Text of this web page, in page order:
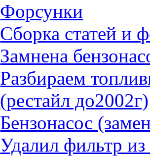
Форсунки
Сборка статей и
Замнена
Разбираем
(рестайл до2002г)
Бензонасос
Удалил фильтр